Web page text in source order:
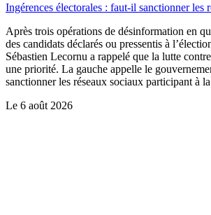
Ingérences électorales : faut-il sanctionner les
Après trois opérations de désinformation en
des candidats déclarés ou pressentis à
Sébastien Lecornu a rappelé que la lutte
une priorité. La gauche appelle le
sanctionner les réseaux sociaux participant à
Le 6 août 2026